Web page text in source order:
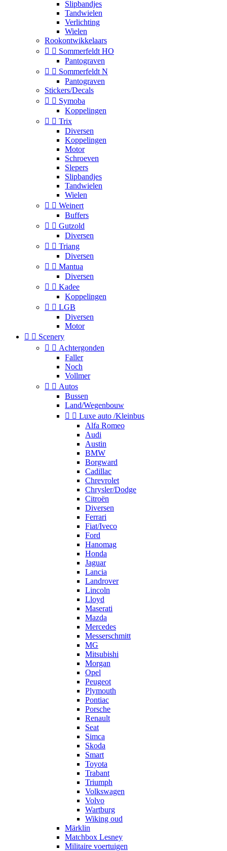
Slipbandjes
Tandwielen
Verlichting
Wielen
Rookontwikkelaars
  Sommerfeldt HO
Pantograven
  Sommerfeldt N
Pantograven
Stickers/Decals
  Symoba
Koppelingen
  Trix
Diversen
Koppelingen
Motor
Schroeven
Slepers
Slipbandjes
Tandwielen
Wielen
  Weinert
Buffers
  Gutzold
Diversen
  Triang
Diversen
  Mantua
Diversen
  Kadee
Koppelingen
  LGB
Diversen
Motor
  Scenery
  Achtergonden
Faller
Noch
Vollmer
  Autos
Bussen
Land/Wegenbouw
  Luxe auto /Kleinbus
Alfa Romeo
Audi
Austin
BMW
Borgward
Cadillac
Chrevrolet
Chrysler/Dodge
Citroën
Diversen
Ferrari
Fiat/Iveco
Ford
Hanomag
Honda
Jaguar
Lancia
Landrover
Lincoln
Lloyd
Maserati
Mazda
Mercedes
Messerschmitt
MG
Mitsubishi
Morgan
Opel
Peugeot
Plymouth
Pontiac
Porsche
Renault
Seat
Simca
Skoda
Smart
Toyota
Trabant
Triumph
Volkswagen
Volvo
Wartburg
Wiking oud
Märklin
Matchbox Lesney
Militaire voertuigen